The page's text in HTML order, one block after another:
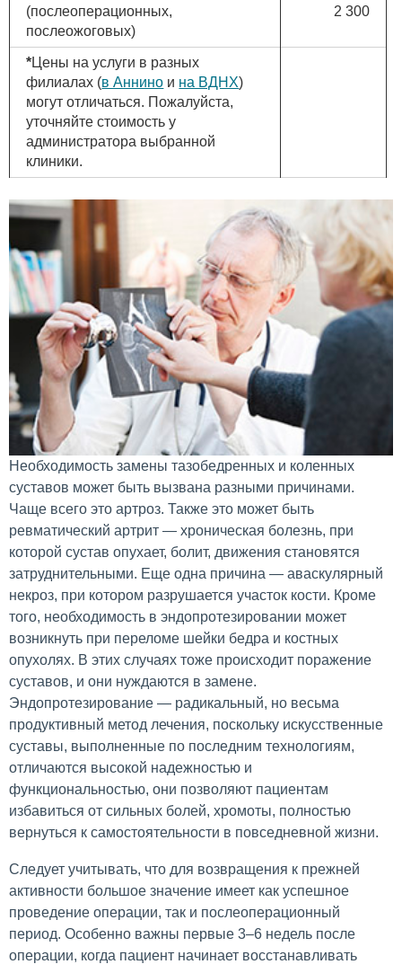
(послеоперационных,
послеожоговых)
2 300
*Цены на услуги в разных
филиалах (в Аннино и на ВДНХ)
могут отличаться. Пожалуйста,
уточняйте стоимость у
администратора выбранной
клиники.
Необходимость замены тазобедренных и коленных
суставов может быть вызвана разными причинами.
Чаще всего это артроз. Также это может быть
ревматический артрит — хроническая болезнь, при
которой сустав опухает, болит, движения становятся
затруднительными. Еще одна причина — аваскулярный
некроз, при котором разрушается участок кости. Кроме
того, необходимость в эндопротезировании может
возникнуть при переломе шейки бедра и костных
опухолях. В этих случаях тоже происходит поражение
суставов, и они нуждаются в замене.
Эндопротезирование — радикальный, но весьма
продуктивный метод лечения, поскольку искусственные
суставы, выполненные по последним технологиям,
отличаются высокой надежностью и
функциональностью, они позволяют пациентам
избавиться от сильных болей, хромоты, полностью
вернуться к самостоятельности в повседневной жизни.
Следует учитывать, что для возвращения к прежней
активности большое значение имеет как успешное
проведение операции, так и послеоперационный
период. Особенно важны первые 3–6 недель после
операции, когда пациент начинает восстанавливать